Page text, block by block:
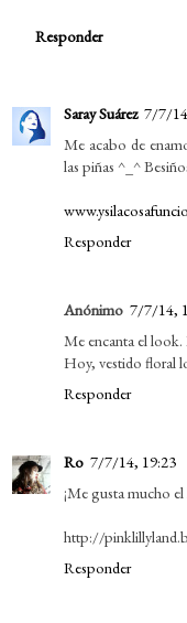
Responder
Saray Suárez 7/7/
Me acabo de
las piñas ^_^
Responder
Anónimo 7/7/14,
Me encanta el look.
Hoy, vestido floral
Responder
Ro 7/7/14, 19:23
¡Me gusta mucho
http://
Responder